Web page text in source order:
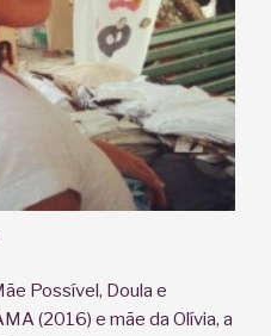
Possível, Doula e
(2016) e mãe da Olívia, a